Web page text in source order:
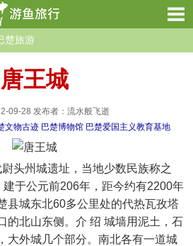
楚旅游
唐王城
09-28 发布者：流水般飞逝
文物古迹 巴楚博物馆 巴楚爱国主义教育基地
州城遗址，当地少数民族称之
建于公元前206年，距今约有2200年
县城东北60多公里处的代热瓦孜塔
的北山东侧。介 绍 城墙用泥土，石
大外城几个部分。南北各有一道城